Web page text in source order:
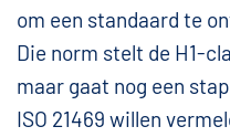
om een standaard te
Die norm stelt de H1-
maar gaat nog een
ISO 21469 willen